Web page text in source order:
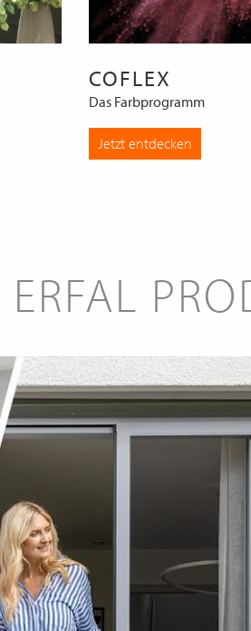
COFLEX
Das Farbprogramm
Jetzt entdecken